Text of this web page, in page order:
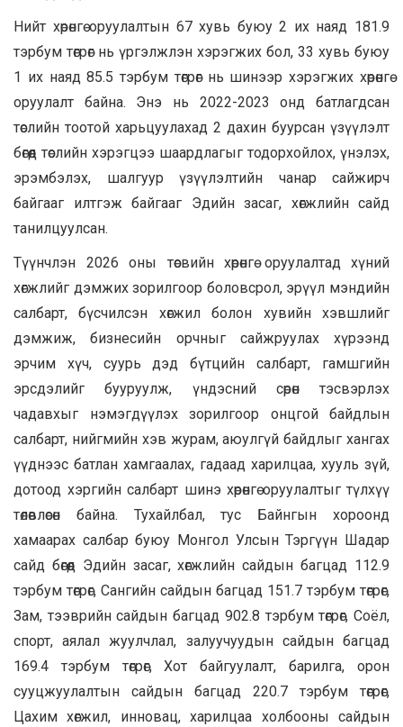
Нийт хөрөнгө оруулалтын 67 хувь буюу 2 их наяд 181.9
тэрбум төгрөг нь үргэлжлэн хэрэгжих бол, 33 хувь буюу
1 их наяд 85.5 тэрбум төгрөг нь шинээр хэрэгжих хөрөнгө
оруулалт байна. Энэ нь 2022-2023 онд батлагдсан
төслийн тоотой харьцуулахад 2 дахин буурсан үзүүлэлт
бөгөөд төслийн хэрэгцээ шаардлагыг тодорхойлох, үнэлэх,
эрэмбэлэх, шалгуур үзүүлэлтийн чанар сайжирч
байгааг илтгэж байгааг Эдийн засаг, хөгжлийн сайд
танилцуулсан.
Түүнчлэн 2026 оны төсвийн хөрөнгө оруулалтад хүний
хөгжлийг дэмжих зорилгоор боловсрол, эрүүл мэндийн
салбарт, бүсчилсэн хөгжил болон хувийн хэвшлийг
дэмжиж, бизнесийн орчныг сайжруулах хүрээнд
эрчим хүч, суурь дэд бүтцийн салбарт, гамшгийн
эрсдэлийг бууруулж, үндэсний сөрөн тэсвэрлэх
чадавхыг нэмэгдүүлэх зорилгоор онцгой байдлын
салбарт, нийгмийн хэв журам, аюулгүй байдлыг хангах
үүднээс батлан хамгаалах, гадаад харилцаа, хууль зүй,
дотоод хэргийн салбарт шинэ хөрөнгө оруулалтыг түлхүү
төлөвлөсөн байна. Тухайлбал, тус Байнгын хороонд
хамаарах салбар буюу Монгол Улсын Тэргүүн Шадар
сайд бөгөөд Эдийн засаг, хөгжлийн сайдын багцад 112.9
тэрбум төгрөг, Сангийн сайдын багцад 151.7 тэрбум төгрөг,
Зам, тээврийн сайдын багцад 902.8 тэрбум төгрөг, Соёл,
спорт, аялал жуулчлал, залуучуудын сайдын багцад
169.4 тэрбум төгрөг, Хот байгуулалт, барилга, орон
сууцжуулалтын сайдын багцад 220.7 тэрбум төгрөг,
Цахим хөгжил, инновац, харилцаа холбооны сайдын